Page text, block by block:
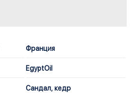
Франция
EgyptOil
Сандал, кедр